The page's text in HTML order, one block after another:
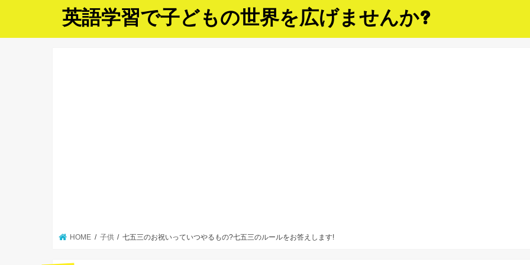
英語学習で子どもの世界を広げませんか?
HOME 子供 七五三のお祝いっていつやるもの?七五三のルールをお答えします!